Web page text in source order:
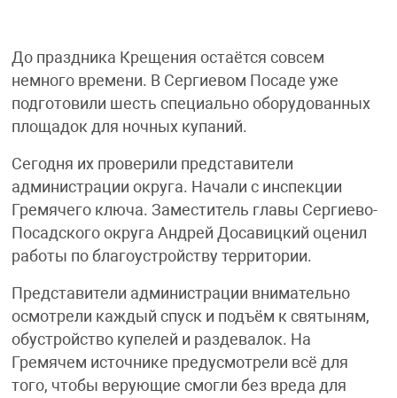
До праздника Крещения остаётся совсем
немного времени. В Сергиевом Посаде уже
подготовили шесть специально оборудованных
площадок для ночных купаний.
Сегодня их проверили представители
администрации округа. Начали с инспекции
Гремячего ключа. Заместитель главы Сергиево-
Посадского округа Андрей Досавицкий оценил
работы по благоустройству территории.
Представители администрации внимательно
осмотрели каждый спуск и подъём к святыням,
обустройство купелей и раздевалок. На
Гремячем источнике предусмотрели всё для
того, чтобы верующие смогли без вреда для